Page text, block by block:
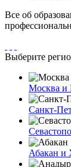
Все об
Выберите
Москва и
Санкт-
Абакан и